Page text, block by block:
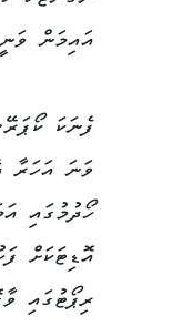
އައިމަން
ވަނަ އަހަރާ
ހޯދުމުގައި
އޮޑިޓަކަށް
ރިޕޯޓުގައި